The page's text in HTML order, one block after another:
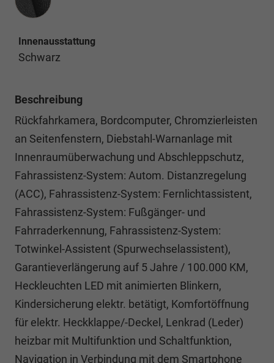
Innenausstattung
Schwarz
Beschreibung
Rückfahrkamera, Bordcomputer, Chromzierleisten
an Seitenfenstern, Diebstahl-Warnanlage mit
Innenraumüberwachung und Abschleppschutz,
Fahrassistenz-System: Autom. Distanzregelung
(ACC), Fahrassistenz-System: Fernlichtassistent,
Fahrassistenz-System: Fußgänger- und
Fahrraderkennung, Fahrassistenz-System:
Totwinkel-Assistent (Spurwechselassistent),
Garantieverlängerung auf 5 Jahre / 100.000 KM,
Heckleuchten LED mit animierten Blinkern,
Kindersicherung elektr. betätigt, Komfortöffnung
für elektr. Heckklappe/-Deckel, Lenkrad (Leder)
heizbar mit Multifunktion und Schaltfunktion,
Navigation in Verbindung mit dem Smartphone